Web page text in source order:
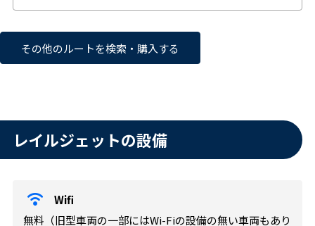
その他のルートを検索・購入する
レイルジェットの設備
Wifi
無料（旧型車両の一部にはWi-Fiの設備の無い車両もあり